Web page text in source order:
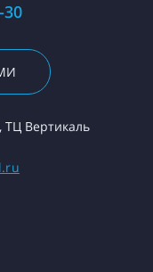
30
ТЦ Вертикаль